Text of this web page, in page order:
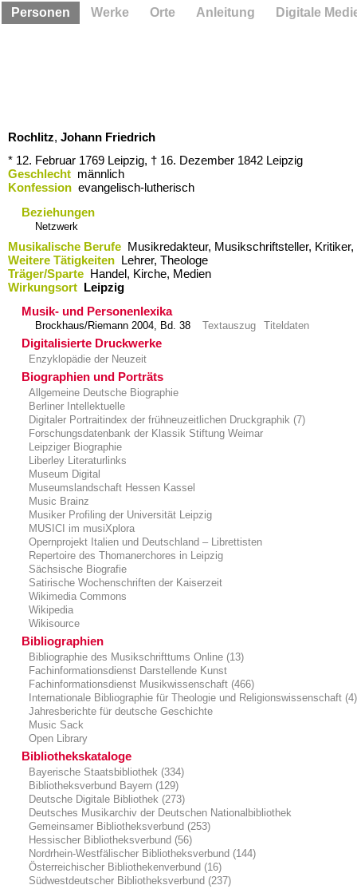
Rochlitz, Johann Friedrich
* 12. Februar 1769 Leipzig, † 16. Dezember 1842 Leipzig
Geschlecht männlich
Konfession evangelisch-lutherisch
Beziehungen
Netzwerk
Musikalische Berufe Musikredakteur, Musikschriftsteller,
Weitere Tätigkeiten Lehrer, Theologe
Träger/Sparte Handel, Kirche, Medien
Wirkungsort Leipzig
Musik- und Personenlexika
Brockhaus/Riemann 2004, Bd. 38 Textauszug Titeldaten
Digitalisierte Druckwerke
Enzyklopädie der Neuzeit
Biographien und Porträts
Allgemeine Deutsche Biographie
Berliner Intellektuelle
Digitaler Portraitindex der frühneuzeitlichen Druckgraphik (7)
Forschungsdatenbank der Klassik Stiftung Weimar
Leipziger Biographie
Liberley Literaturlinks
Museum Digital
Museumslandschaft Hessen Kassel
Music Brainz
Musiker Profiling der Universität Leipzig
MUSICI im musiXplora
Opernprojekt Italien und Deutschland – Librettisten
Repertoire des Thomanerchores in Leipzig
Sächsische Biografie
Satirische Wochenschriften der Kaiserzeit
Wikimedia Commons
Wikipedia
Wikisource
Bibliographien
Bibliographie des Musikschrifttums Online (13)
Fachinformationsdienst Darstellende Kunst
Fachinformationsdienst Musikwissenschaft (466)
Internationale Bibliographie für Theologie und Religionswissenschaft (4)
Jahresberichte für deutsche Geschichte
Music Sack
Open Library
Bibliothekskataloge
Bayerische Staatsbibliothek (334)
Bibliotheksverbund Bayern (129)
Deutsche Digitale Bibliothek (273)
Deutsches Musikarchiv der Deutschen Nationalbibliothek
Gemeinsamer Bibliotheksverbund (253)
Hessischer Bibliotheksverbund (56)
Nordrhein-Westfälischer Bibliotheksverbund (144)
Österreichischer Bibliothekenverbund (16)
Südwestdeutscher Bibliotheksverbund (237)
Personen Werke Orte Anleitung Digitale